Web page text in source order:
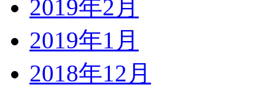
2019年2月
2019年1月
2018年12月